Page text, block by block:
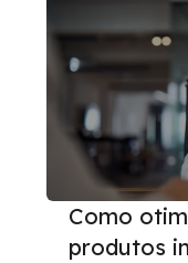
Como
produtos